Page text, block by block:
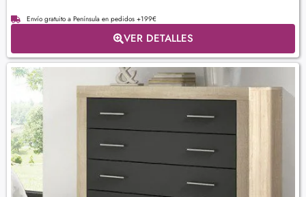
Envío gratuito a Península en pedidos +199€
VER DETALLES